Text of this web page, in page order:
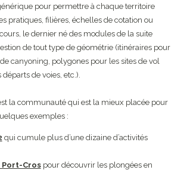
pour permettre à chaque territoire
pratiques, filières, échelles de cotation ou
le dernier né des modules de la suite
de tout type de géométrie (itinéraires pour
canyoning, polygones pour les sites de vol
de voies, etc.).
la communauté qui est la mieux placée pour
exemples :
qui cumule plus d’une dizaine d’activités
Crospour découvrir les plongées en